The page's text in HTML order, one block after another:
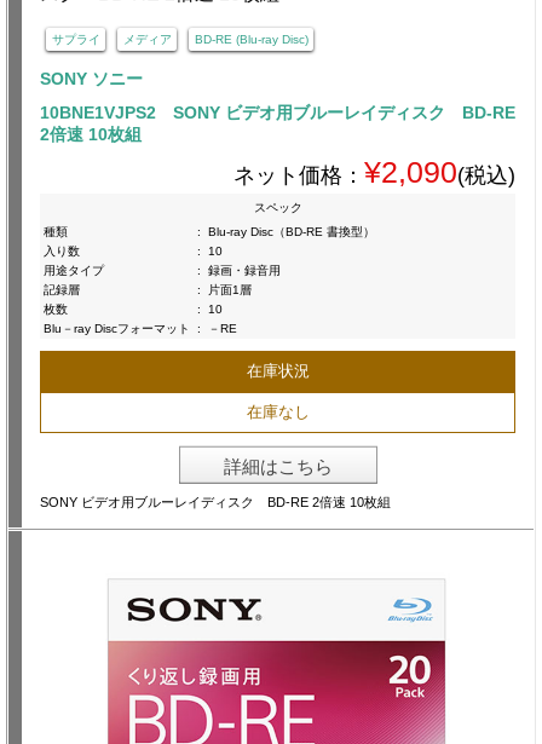
サプライ メディア BD-RE (Blu-ray Disc)
SONY ソニー
10BNE1VJPS2 SONY ビデオ用ブルーレイディスク BD-RE
2倍速 10枚組
ネット価格： ¥2,090(税込)
スペック
種類
:
Blu-ray Disc（BD-RE 書換型）
入り数
:
10
用途タイプ
:
録画・録音用
記録層
:
片面1層
枚数
:
10
Blu－ray Discフォーマット
: －RE
在庫状況
在庫なし
詳細はこちら
SONY ビデオ用ブルーレイディスク BD-RE 2倍速 10枚組